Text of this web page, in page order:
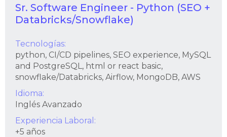
Sr. Software Engineer - Python (SEO +
Databricks/Snowflake)
Tecnologías:
python, CI/CD pipelines, SEO experience, MySQL
and PostgreSQL, html or react basic,
snowflake/Databricks, Airflow, MongoDB, AWS
Idioma:
Inglés Avanzado
Experiencia Laboral:
+5 años